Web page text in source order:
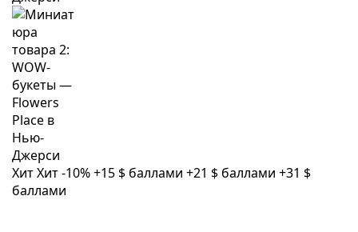
ХитХит-10%+15 $ баллами +21 $ баллами +31 $
баллами